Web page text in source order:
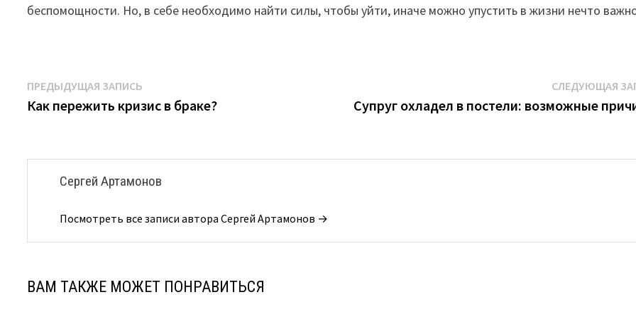
беспомощности. Но, в себе необходимо найти силы, чтобы уйти, иначе можно упустить в жизни нечто
Навигация
по
ПРЕДЫДУЩАЯ ЗАПИСЬ
запись:
Как пережить кризис в браке?
СЛЕДУЮЩАЯ
Супруг охладел в постели: возможные
Сергей Артамонов
Посмотреть все записи автора Сергей Артамонов →
ВАМ ТАКЖЕ МОЖЕТ ПОНРАВИТЬСЯ